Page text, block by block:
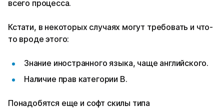
всего процесса.
Кстати, в некоторых случаях могут требовать и что-
то вроде этого:
Знание иностранного языка, чаще английского.
Наличие прав категории B.
Понадобятся еще и софт скилы типа